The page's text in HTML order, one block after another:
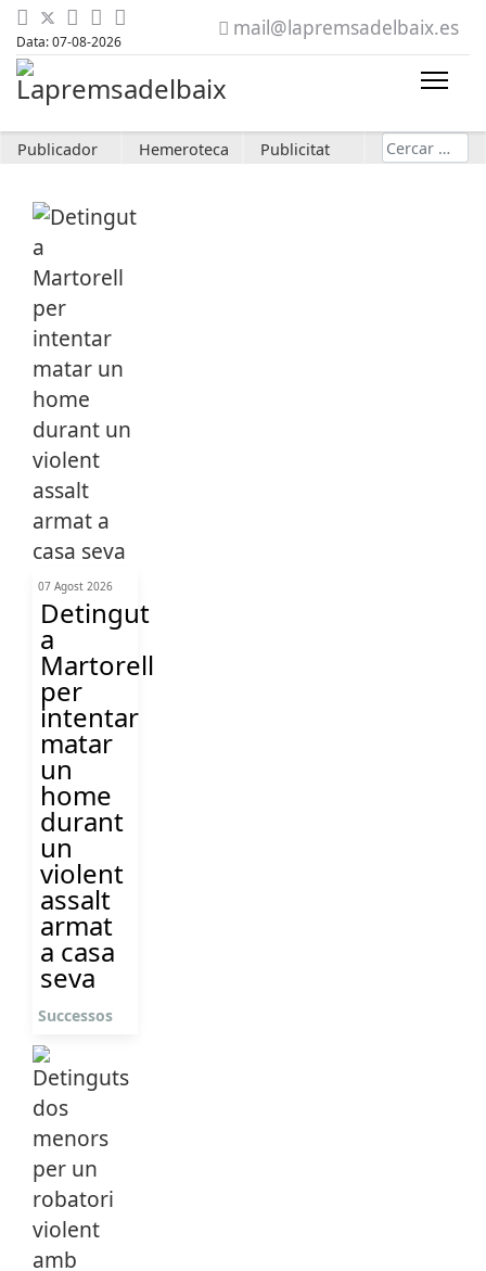
Data: 07-08-2026
mail@lapremsadelbaix.es
Publicador Hemeroteca Publicitat Cerca
07 Agost 2026
Detingut
a
Martorell
per
intentar
matar
un
home
durant
un
violent
assalt
armat
a casa
seva
Successos